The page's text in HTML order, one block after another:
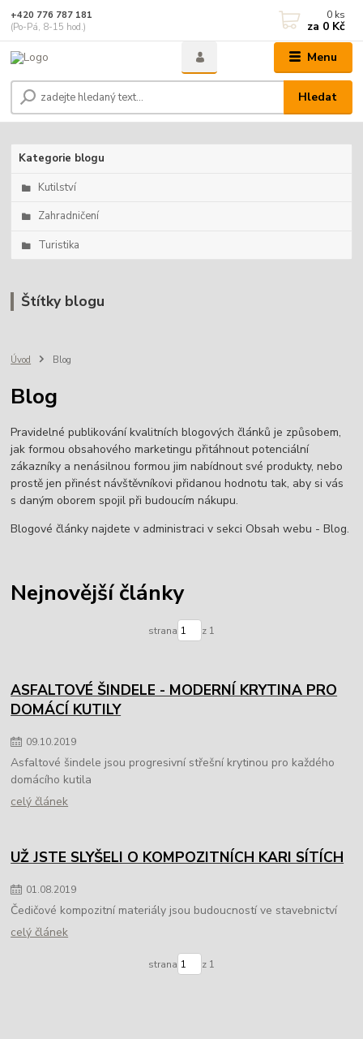
Menu
Hledat
+420 776 787 181
(Po-Pá, 8-15 hod.)
0 ks
za 0 Kč
Kategorie blogu
Kutilství
Zahradničení
Turistika
Štítky blogu
Úvod Blog
Blog
Pravidelné publikování kvalitních blogových článků je způsobem,
jak formou obsahového marketingu přitáhnout potenciální
zákazníky a nenásilnou formou jim nabídnout své produkty, nebo
prostě jen přinést návštěvníkovi přidanou hodnotu tak, aby si vás
s daným oborem spojil při budoucím nákupu.
Blogové články najdete v administraci v sekci Obsah webu - Blog.
Nejnovější články
strana z 1
ASFALTOVÉ ŠINDELE - MODERNÍ KRYTINA PRO
DOMÁCÍ KUTILY
09.10.2019
Asfaltové šindele jsou progresivní střešní krytinou pro každého
domácího kutila
celý článek
UŽ JSTE SLYŠELI O KOMPOZITNÍCH KARI SÍTÍCH
01.08.2019
Čedičové kompozitní materiály jsou budoucností ve stavebnictví
celý článek
strana z 1